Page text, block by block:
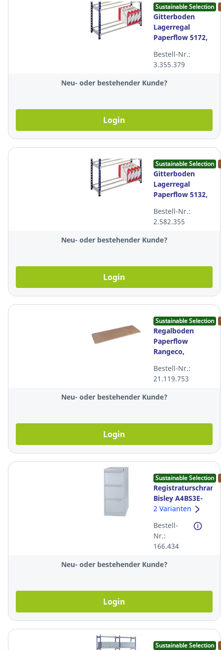
Sustainable Selection
Gitterboden
Lagerregal
Paperflow 5172,
(BxTxH),
Packung à 2
Stück
Bestell-Nr.:
3.355.379
Neu- oder bestehender Kunde?
Login
Sustainable Selection
Gitterboden
Lagerregal
Paperflow 5132,
(BxTxH),
Packung à 2
Stück
Bestell-Nr.:
2.582.355
Neu- oder bestehender Kunde?
Login
Sustainable Selection
Regalboden
Paperflow
Rangeco,
Packung à 6
Stück
Bestell-Nr.:
21.119.753
Neu- oder bestehender Kunde?
Login
Sustainable Selection
Registraturschrank
Bisley A4BS3E-
845, 1-bahnig,
2 Varianten
Bestell-
Nr.:
166.434
Neu- oder bestehender Kunde?
Login
Sustainable Selection